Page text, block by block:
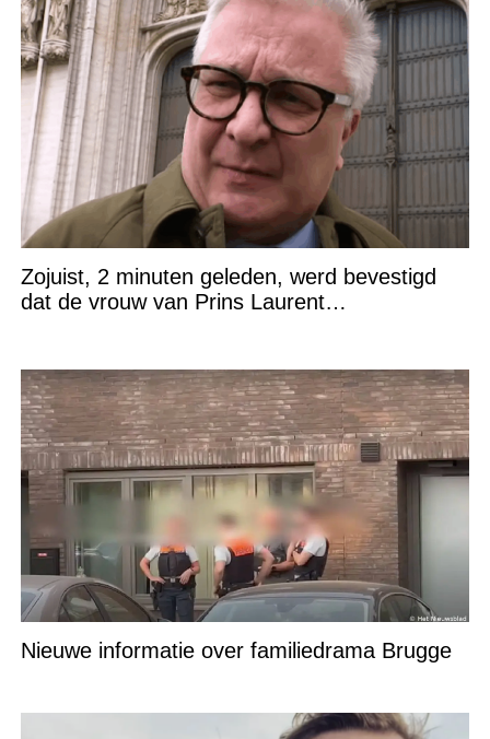
Zojuist, 2 minuten geleden, werd bevestigd
dat de vrouw van Prins Laurent…
Nieuwe informatie over familiedrama Brugge